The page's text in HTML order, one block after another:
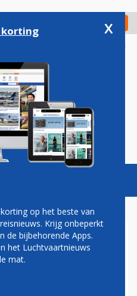
Check in
Vacatures
EN JAL
IN
korting x
op het beste van
Krijg onbeperkt
de bijbehorende Apps.
het Luchtvaartnieuws
mat.